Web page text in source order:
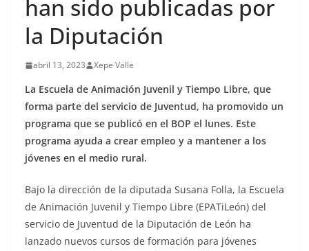
han sido publicadas por
la Diputación
abril 13, 2023 Xepe Valle
La Escuela de Animación Juvenil y Tiempo Libre, que
forma parte del servicio de Juventud, ha promovido un
programa que se publicó en el BOP el lunes. Este
programa ayuda a crear empleo y a mantener a los
jóvenes en el medio rural.
Bajo la dirección de la diputada Susana Folla, la Escuela
de Animación Juvenil y Tiempo Libre (EPATiLeón) del
servicio de Juventud de la Diputación de León ha
lanzado nuevos cursos de formación para jóvenes